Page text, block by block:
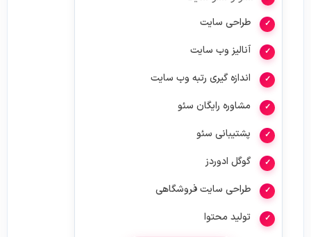
طراحی سایت
آنالیز وب سایت
اندازه گیری رتبه وب سایت
مشاوره رایگان سئو
پشتیبانی سئو
گوگل ادوردز
طراحی سایت فروشگاهی
تولید محتوا